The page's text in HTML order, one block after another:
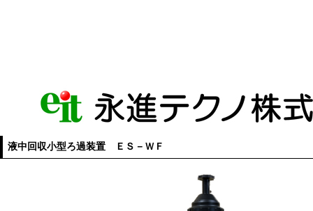
液中回収小型ろ過装置 ＥＳ－ＷＦ